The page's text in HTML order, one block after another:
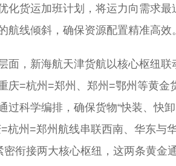
化货运加班计划，将运力向需求最
航线倾斜，确保资源配置精准高效
，新海航天津货航以核心枢纽联
庆=杭州=郑州、郑州=鄂州等黄金
过科学编排，确保货物“快装、快
杭州=郑州航线串联西南、华东与
密衔接两大核心枢纽，这两条黄金